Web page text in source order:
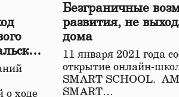
о ходе
Безграничные
развития, не
дома
11 января 2021 года
открытие онлайн-
SMART SCHOOL.
SMART…